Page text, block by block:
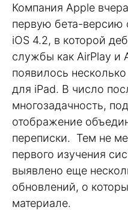
Компания Apple
первую бета-версию
iOS 4.2, в которой
службы как AirPlay и
появилось
для iPad. В число
многозадачность,
отображение
переписки. Тем не
первого изучения
выявлено еще
обновлений, о
материале.